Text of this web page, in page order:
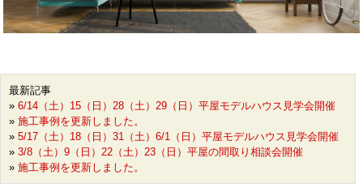
最新記事
» 6/14（土）15（日）28（土）29（日）平屋モデルハウス見学会開催
» 施工事例を更新しました。
» 5/17（土）18（日）31（土）6/1（日）平屋モデルハウス見学会開催
» 3/8（土）9（日）22（土）23（日）平屋の間取り相談会開催
» 施工事例を更新しました。